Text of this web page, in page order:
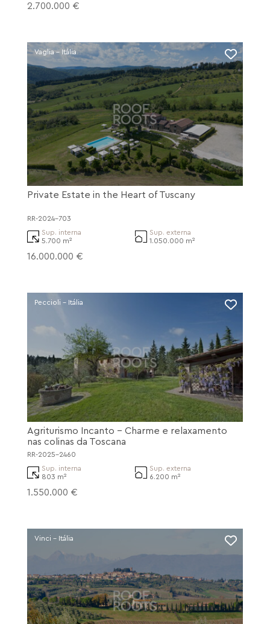
2.700.000 €
Vaglia - Itália
Private Estate in the Heart of Tuscany
RR-2024-703
Sup. interna
5.700 m²
Sup. externa
1.050.000 m²
16.000.000 €
Peccioli - Itália
Agriturismo Incanto - Charme e relaxamento
nas colinas da Toscana
RR-2025-2460
Sup. interna
803 m²
Sup. externa
6.200 m²
1.550.000 €
Vinci - Itália